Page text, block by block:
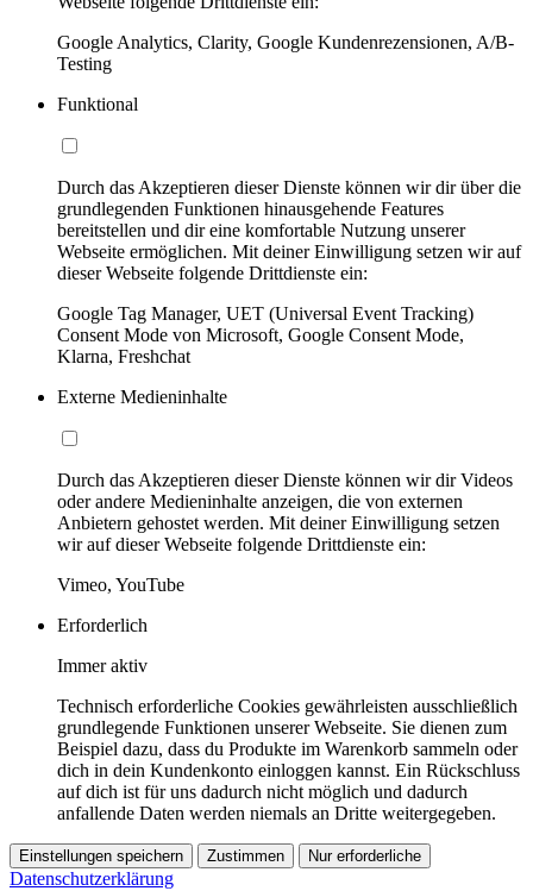
Google Analytics, Clarity, Google Kundenrezensionen, A/B-
Testing
Funktional
Durch das Akzeptieren dieser Dienste können wir dir über die
grundlegenden Funktionen hinausgehende Features
bereitstellen und dir eine komfortable Nutzung unserer
Webseite ermöglichen. Mit deiner Einwilligung setzen wir auf
dieser Webseite folgende Drittdienste ein:
Google Tag Manager, UET (Universal Event Tracking)
Consent Mode von Microsoft, Google Consent Mode,
Klarna, Freshchat
Externe Medieninhalte
Durch das Akzeptieren dieser Dienste können wir dir Videos
oder andere Medieninhalte anzeigen, die von externen
Anbietern gehostet werden. Mit deiner Einwilligung setzen
wir auf dieser Webseite folgende Drittdienste ein:
Vimeo, YouTube
Erforderlich
Immer aktiv
Technisch erforderliche Cookies gewährleisten ausschließlich
grundlegende Funktionen unserer Webseite. Sie dienen zum
Beispiel dazu, dass du Produkte im Warenkorb sammeln oder
dich in dein Kundenkonto einloggen kannst. Ein Rückschluss
auf dich ist für uns dadurch nicht möglich und dadurch
anfallende Daten werden niemals an Dritte weitergegeben.
Einstellungen speichern Zustimmen Nur erforderliche
Datenschutzerklärung